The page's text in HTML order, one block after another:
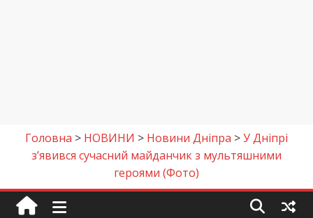
Головна > НОВИНИ > Новини Дніпра >У Дніпрі
з’явився сучасний майданчик з мультяшними
героями (Фото)